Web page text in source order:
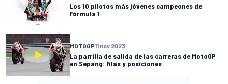
Los 10 pilotos más jóvenes campeones de
Fórmula 1
MOTOGP11 nov 2023
La parrilla de salida de las carreras de MotoGP
en Sepang: filas y posiciones